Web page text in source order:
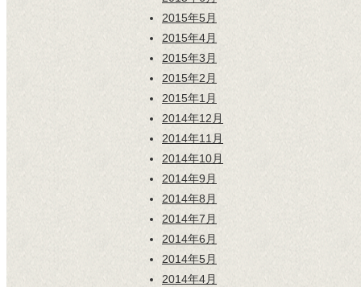
2015年5月
2015年4月
2015年3月
2015年2月
2015年1月
2014年12月
2014年11月
2014年10月
2014年9月
2014年8月
2014年7月
2014年6月
2014年5月
2014年4月